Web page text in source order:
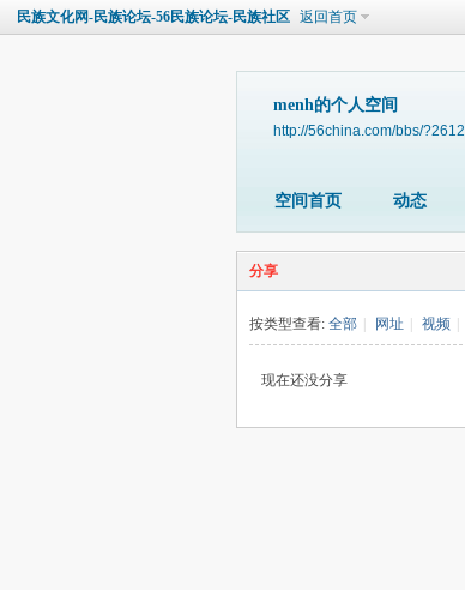
民族文化网-民族论坛-56民族论坛-民族社区 返回首页
menh的个人空间
http://56china.com/bbs/?2612
空间首页 动态
分享
按类型查看: 全部 网址 视频
现在还没分享